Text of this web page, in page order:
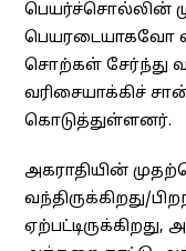
பெயர்ச்சொல்லின்
பெயரடையாகவோ
சொற்கள் சேர்ந்து
வரிசையாக்கிச்
கொடுத்துள்ளனர்.
அகராதியின்
வந்திருக்கிறது/